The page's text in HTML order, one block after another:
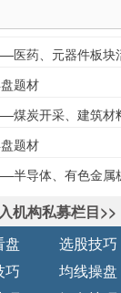
医药、元器件板块
题材
煤炭开采、建筑材
题材
半导体、有色金属
机构私募栏目>>
盘 选股技巧
巧 均线操盘